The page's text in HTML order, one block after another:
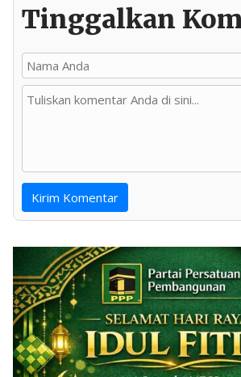
Tinggalkan
Kirim Komentar